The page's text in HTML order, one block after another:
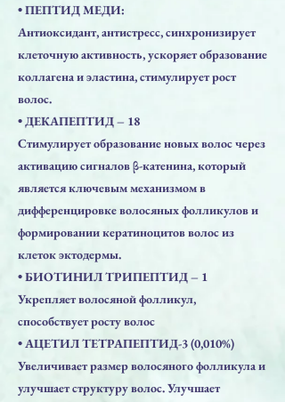
• ПЕПТИД МЕДИ:
Антиоксидант, антистресс, синхронизирует
клеточную активность, ускоряет образование
коллагена и эластина, стимулирует рост
волос.
• ДЕКАПЕПТИД – 18
Стимулирует образование новых волос через
активацию сигналов β-катенина, который
является ключевым механизмом в
дифференцировке волосяных фолликулов и
формировании кератиноцитов волос из
клеток эктодермы.
• БИОТИНИЛ ТРИПЕПТИД – 1
Укрепляет волосяной фолликул,
способствует росту волос
• АЦЕТИЛ ТЕТРАПЕПТИД-3 (0,010%)
Увеличивает размер волосяного фолликула и
улучшает структуру волос. Улучшает